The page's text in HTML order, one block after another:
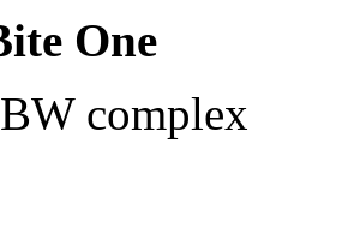
One
complex